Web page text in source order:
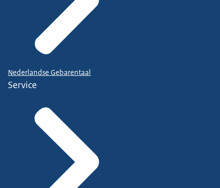
Nederlandse Gebarentaal
Service